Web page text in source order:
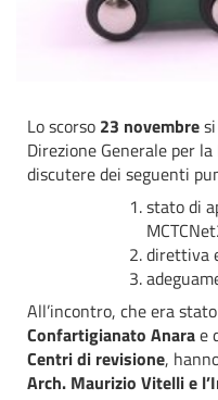
Lo scorso 23 novembre
Direzione Generale per
discutere dei seguenti
stato di
direttiva
All’incontro, che era
Confartigianato Anarae
Centri di revisione,
Arch. Maurizio Vitelli e